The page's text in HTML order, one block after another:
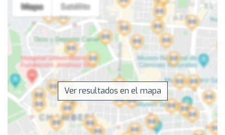
Ver resultados en el mapa